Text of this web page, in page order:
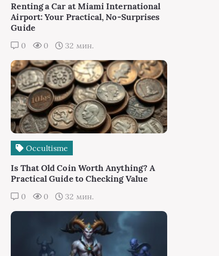
Renting a Car at Miami International
Airport: Your Practical, No-Surprises
Guide
0 0 32 мин.
Occultisme
Is That Old Coin Worth Anything? A
Practical Guide to Checking Value
0 0 32 мин.